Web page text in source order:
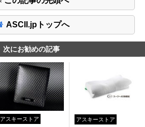
ASCII.jpトップへ
次にお勧めの記事
アスキーストア アスキーストア